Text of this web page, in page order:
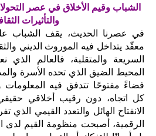
الشباب وقيم الأخلاق في عصر
والتأثيرات
في عصرنا الحديث، يقف الشباب
معقّد يتداخل فيه الموروث الديني
السريعة والمتقلبة، فالعالم
المحيط الضيق الذي تحده الأسرة
فضاءً مفتوحًا تتدفق فيه المعلومات
كل اتجاه، دون رقيب أخلاقي
الانفتاح الهائل والتعدد القيمي الذي
الرقمية، أصبحت منظومة القيم